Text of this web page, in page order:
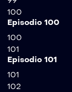
100
Episodio 100
100
101
Episodio 101
101
102